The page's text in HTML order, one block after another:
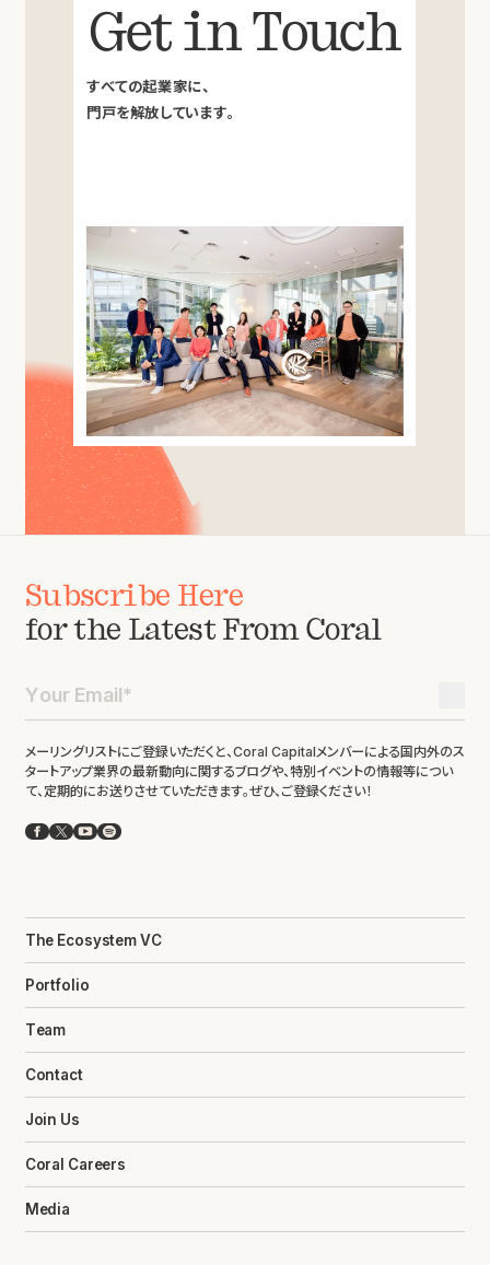
Get in Touch
すべての起業家に、
門戸を解放しています。
Subscribe Here
for the Latest From Coral
メーリングリストにご登録いただくと、Coral Capitalメンバーによる国内外のス
タートアップ業界の最新動向に関するブログや、特別イベントの情報等につい
て、定期的にお送りさせていただきます。ぜひ、ご登録ください！
Facebook
X YouTube
Spotify
The Ecosystem VC
Portfolio
Team
Contact
Join Us
Coral Careers
Media